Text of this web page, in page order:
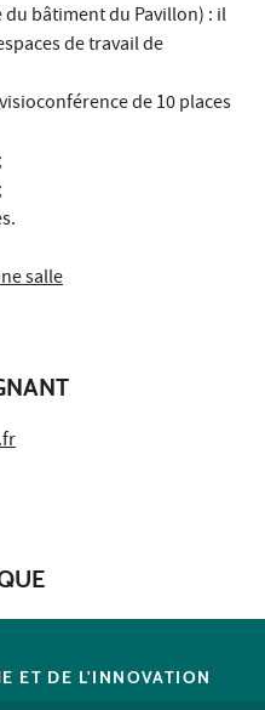
du bâtiment du Pavillon) : il
de travail de
de 10 places
salle
ET DE L'INNOVATION